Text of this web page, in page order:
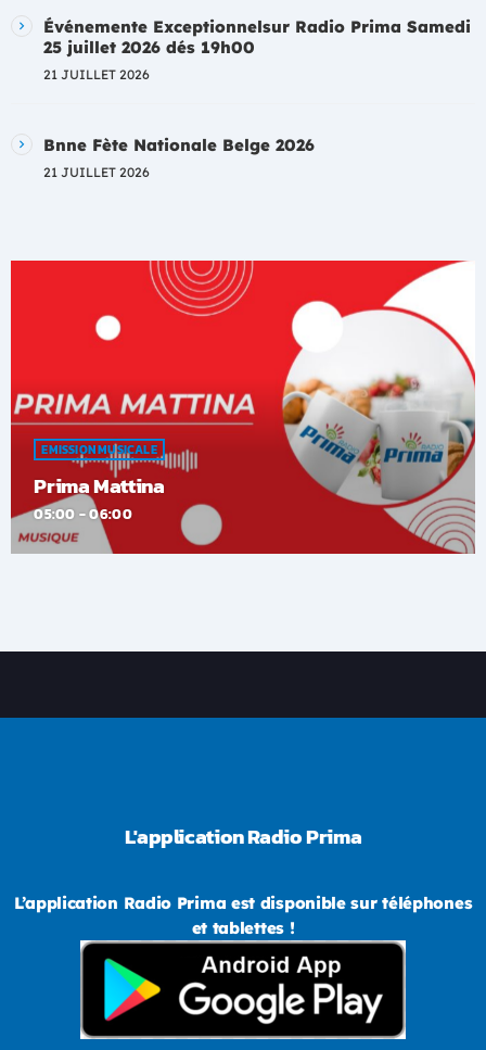
Événemente Exceptionnelsur Radio Prima Samedi
25 juillet 2026 dés 19h00
21 JUILLET 2026
Bnne Fète Nationale Belge 2026
21 JUILLET 2026
EMISSION MUSICALE
Prima Mattina
05:00 - 06:00
L'application Radio Prima
L’application Radio Prima est disponible sur téléphones
et tablettes !